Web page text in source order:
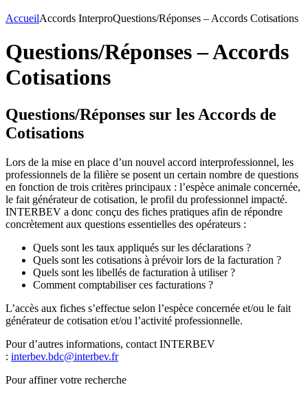
AccueilAccords InterproQuestions/Réponses – Accords Cotisations
Questions/Réponses – Accords
Cotisations
Questions/Réponses sur les Accords de
Cotisations
Lors de la mise en place d’un nouvel accord interprofessionnel, les
professionnels de la filière se posent un certain nombre de questions
en fonction de trois critères principaux : l’espèce animale concernée,
le fait générateur de cotisation, le profil du professionnel impacté.
INTERBEV a donc conçu des fiches pratiques afin de répondre
concrètement aux questions essentielles des opérateurs :
Quels sont les taux appliqués sur les déclarations ?
Quels sont les cotisations à prévoir lors de la facturation ?
Quels sont les libellés de facturation à utiliser ?
Comment comptabiliser ces facturations ?
L’accès aux fiches s’effectue selon l’espèce concernée et/ou le fait
générateur de cotisation et/ou l’activité professionnelle.
Pour d’autres informations, contact INTERBEV
: interbev.bdc@interbev.fr
Pour affiner votre recherche